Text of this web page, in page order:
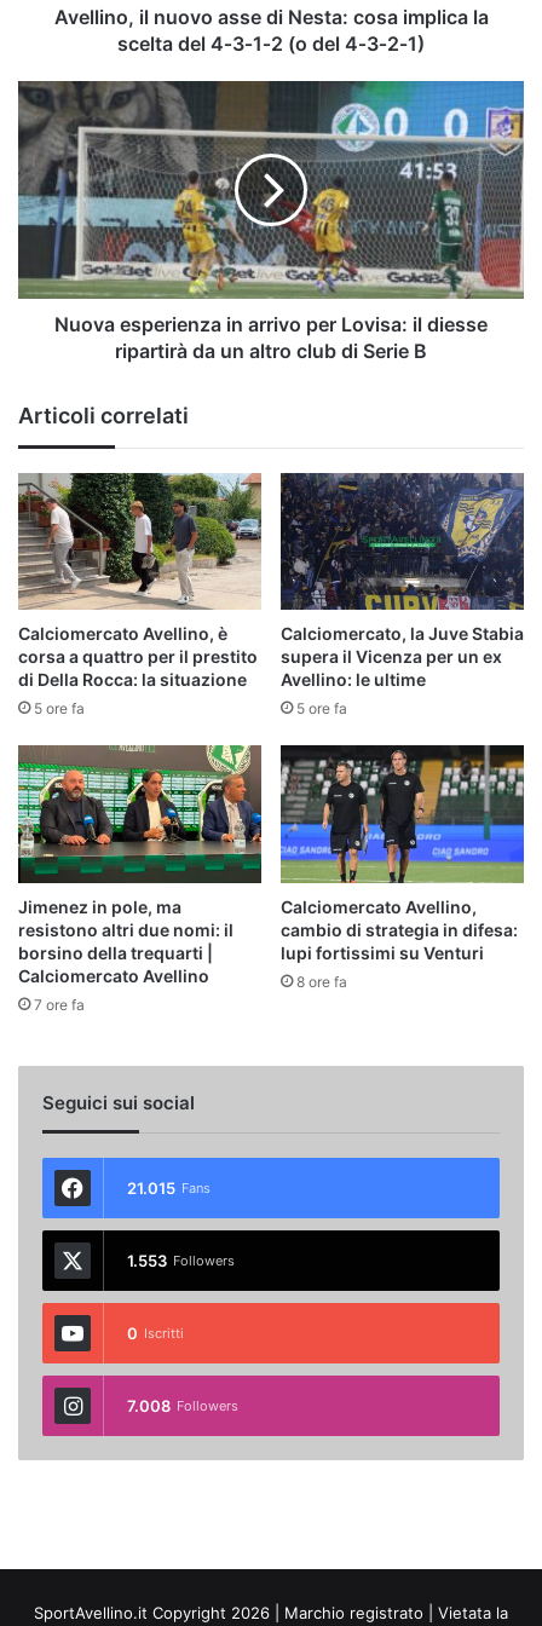
scelta
(o
del
4‑3‑2‑1)
Avellino, il nuovo asse di Nesta: cosa implica la
scelta del 4‑3‑1‑2 (o del 4‑3‑2‑1)
Nuova
esperienza
in
arrivo
per
Lovisa:
diesse
ripartirà
di
Serie
B
Nuova esperienza in arrivo per Lovisa: il diesse
ripartirà da un altro club di Serie B
Articoli correlati
Calciomercato Avellino, è
corsa a quattro per il prestito
di Della Rocca: la situazione
5 ore fa
Calciomercato, la Juve Stabia
supera il Vicenza per un ex
Avellino: le ultime
5 ore fa
Jimenez in pole, ma
resistono altri due nomi: il
borsino della trequarti |
Calciomercato Avellino
7 ore fa
Calciomercato Avellino,
cambio di strategia in difesa:
lupi fortissimi su Venturi
8 ore fa
Seguici sui social
21.015 Fans
1.553 Followers
0 Iscritti
7.008 Followers
SportAvellino.it Copyright 2026 | Marchio registrato | Vietata la